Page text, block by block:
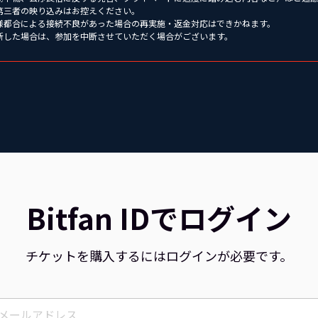
者の映り込みはお控えください。
合による接続不良があった場合の再実施・返金対応はできかねます。
た場合は、参加を中断させていただく場合がございます。
Bitfan IDでログイン
チケットを購入するにはログインが必要です。